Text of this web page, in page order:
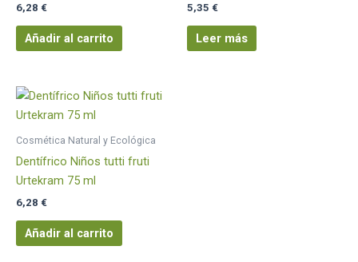
6,28 €
Añadir al carrito
5,35 €
Leer más
Cosmética Natural y Ecológica
Dentífrico Niños tutti fruti
Urtekram 75 ml
6,28 €
Añadir al carrito